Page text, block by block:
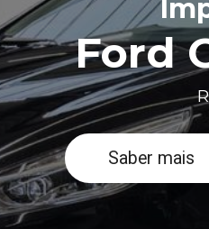
Ford
Saber mais